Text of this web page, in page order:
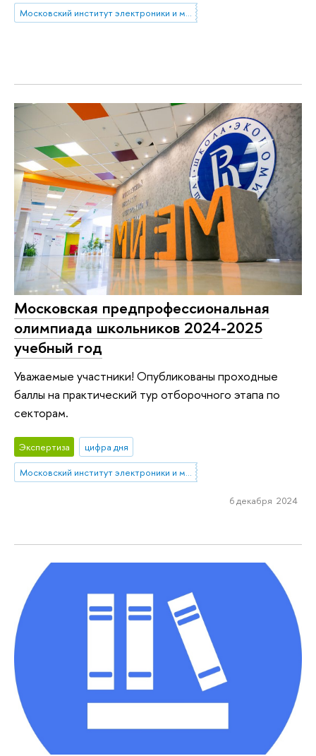
Московский институт электроники и математики им. А.Н. Тихонова
Московская предпрофессиональная
олимпиада школьников 2024-2025
учебный год
Уважаемые участники! Опубликованы проходные
баллы на практический тур отборочного этапа по
секторам.
Экспертиза
цифра дня
Московский институт электроники и математики им. А.Н. Тихонова
6 декабря 2024